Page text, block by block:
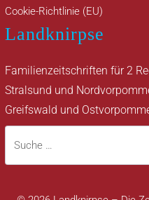
Cookie-Richtlinie (EU)
Landknirpse
Familienzeitschriften für 2
Stralsund und
Greifswald und
Suche